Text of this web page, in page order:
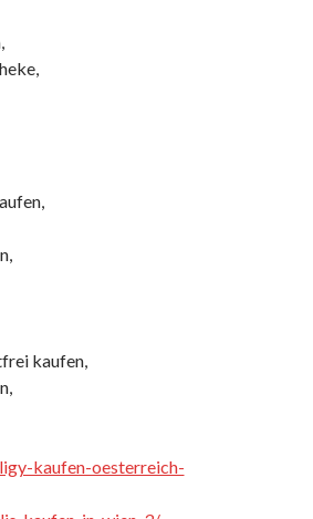
kaufen,
kaufen-oesterreich-